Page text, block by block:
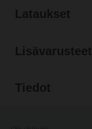
Lataukset
Lisävarusteet
Tiedot